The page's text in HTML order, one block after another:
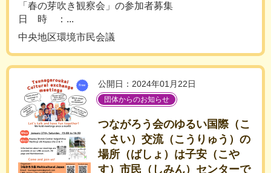
「春の芽吹き観察会」の参加者募集
日 時 ：...
中央地区環境市民会議
公開日：2024年01月22日
団体からのお知らせ
つながろう会のゆるい国際（こ
くさい）交流（こうりゅう）の
場所（ばしょ）は子安（こや
す）市民（しみん）センターで